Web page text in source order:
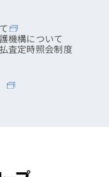
機構について
査定時照会制度